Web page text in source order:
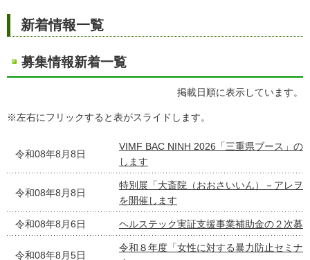
新着情報一覧
募集情報新着一覧
掲載日順に表示しています。
※左右にフリックすると表がスライドします。
令和08年8月8日
VIMF BAC NINH 2026「三重県ブース」の
します
令和08年8月8日
特別展「大斎院（おおさいいん）－アレヲ
を開催します
令和08年8月6日 ヘルステック実証支援事業補助金の２次募
令和08年8月5日
令和８年度「女性に対する暴力防止セミナ